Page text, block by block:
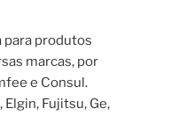
produtos
marcas, por
e Consul.
Fujitsu, Ge,